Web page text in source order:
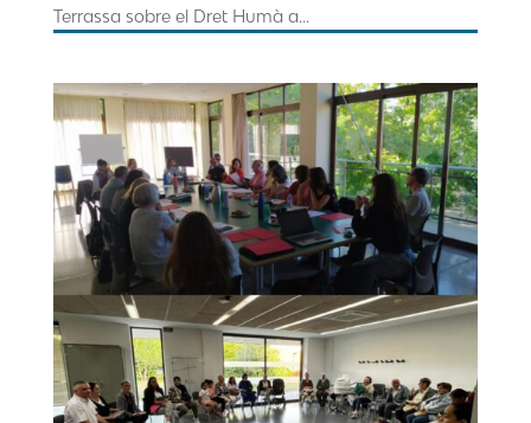
Terrassa sobre el Dret Humà a...